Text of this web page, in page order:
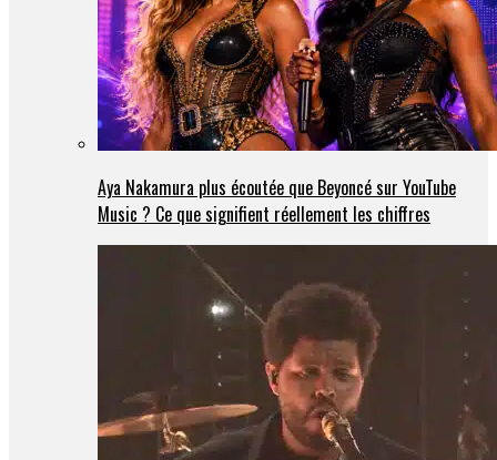
Aya Nakamura plus écoutée que Beyoncé sur YouTube
Music ? Ce que signifient réellement les chiffres